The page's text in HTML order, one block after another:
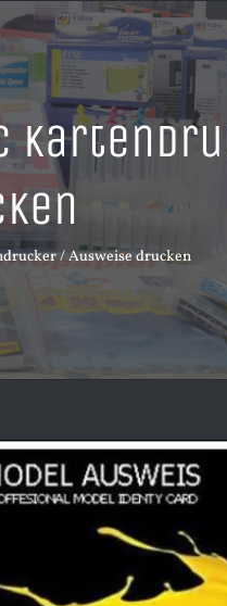
/ Ausweise drucken